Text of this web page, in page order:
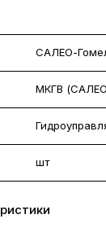
САЛЕО-
МКГВ
шт